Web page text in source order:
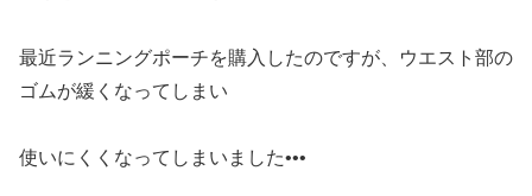
最近ランニングポーチを購入したのですが、ウエスト部の
ゴムが緩くなってしまい
使いにくくなってしまいました•••